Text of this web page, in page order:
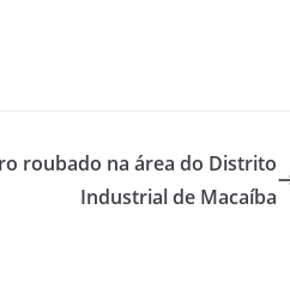
roubado na área do Distrito
Industrial de Macaíba